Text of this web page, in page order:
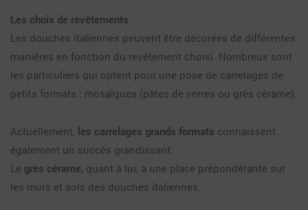
Les choix de revêtements
Les douches italiennes peuvent être décorées de différentes
manières en fonction du revêtement choisi. Nombreux sont
les particuliers qui optent pour une pose de carrelages de
petits formats : mosaïques (pâtes de verres ou grès cérame).
Actuellement, les carrelages grands formats connaissent
également un succès grandissant.
Le grès cérame, quant à lui, a une place prépondérante sur
les murs et sols des douches italiennes.